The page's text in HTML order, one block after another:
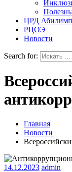
ЦРД
РЦОЭ
Новости
Search for:
Главная
Новости
14.12.2023 admin